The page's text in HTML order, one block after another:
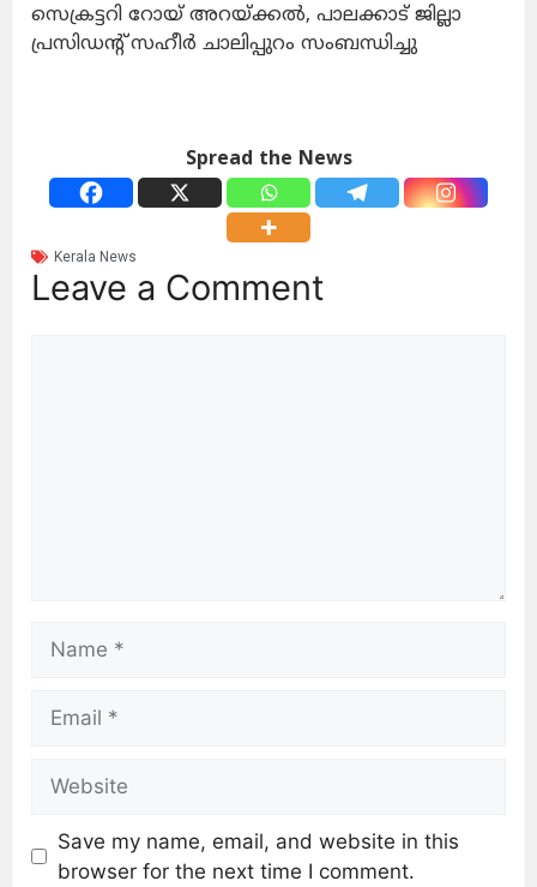
സെക്രട്ടറി റോയ് അറയ്ക്കല്‍, പാലക്കാട് ജില്ലാ
പ്രസിഡന്റ് സഹീര്‍ ചാലിപ്പുറം സംബന്ധിച്ചു
Spread the News
Kerala News
Leave a Comment
Save my name, email, and website in this
browser for the next time I comment.